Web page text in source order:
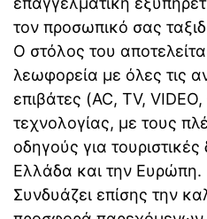
τον προσωπικό σας
Ο στόλος του
λεωφορεία με όλες τις
επιβάτες (AC, TV,
τεχνολογίας, με τους
οδηγούς για
Ελλάδα και την Ευρώπη.
Συνδυάζει επίσης την